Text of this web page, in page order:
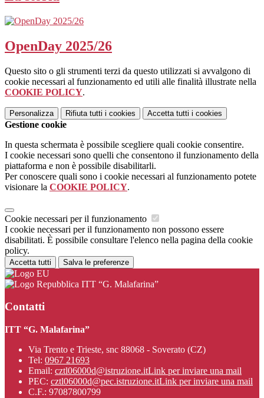
OpenDay 2025/26
Questo sito o gli strumenti terzi da questo utilizzati si avvalgono di
cookie necessari al funzionamento ed utili alle finalità illustrate nella
COOKIE POLICY.
Personalizza Rifiuta tutti i cookies Accetta tutti i cookies
Gestione cookie
In questa schermata è possibile scegliere quali cookie consentire.
I cookie necessari sono quelli che consentono il funzionamento della
piattaforma e non è possibile disabilitarli.
Per conoscere quali sono i cookie necessari al funzionamento potete
visionare la COOKIE POLICY.
Cookie necessari per il funzionamento
I cookie necessari per il funzionamento non possono essere
disabilitati. È possibile consultare l'elenco nella pagina della cookie
policy.
Accetta tutti Salva le preferenze
ITT “G. Malafarina”
Contatti
ITT “G. Malafarina”
Via Trento e Trieste, snc 88068 - Soverato (CZ)
Tel: 0967 21693
Email: cztl06000d@istruzione.itLink per inviare una mail
PEC: cztl06000d@pec.istruzione.itLink per inviare una mail
C.F.: 97087800799